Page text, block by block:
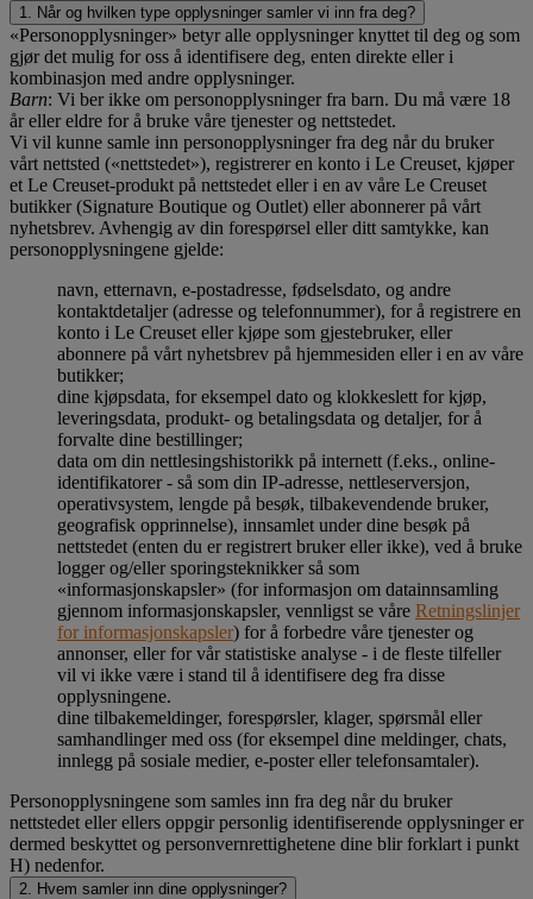
1. Når og hvilken type opplysninger samler vi inn fra deg?
«Personopplysninger» betyr alle opplysninger knyttet til deg og som
gjør det mulig for oss å identifisere deg, enten direkte eller i
kombinasjon med andre opplysninger.
Barn: Vi ber ikke om personopplysninger fra barn. Du må være 18
år eller eldre for å bruke våre tjenester og nettstedet.
Vi vil kunne samle inn personopplysninger fra deg når du bruker
vårt nettsted («nettstedet»), registrerer en konto i Le Creuset, kjøper
et Le Creuset-produkt på nettstedet eller i en av våre Le Creuset
butikker (Signature Boutique og Outlet) eller abonnerer på vårt
nyhetsbrev. Avhengig av din forespørsel eller ditt samtykke, kan
personopplysningene gjelde:
navn, etternavn, e-postadresse, fødselsdato, og andre
kontaktdetaljer (adresse og telefonnummer), for å registrere en
konto i Le Creuset eller kjøpe som gjestebruker, eller
abonnere på vårt nyhetsbrev på hjemmesiden eller i en av våre
butikker;
dine kjøpsdata, for eksempel dato og klokkeslett for kjøp,
leveringsdata, produkt- og betalingsdata og detaljer, for å
forvalte dine bestillinger;
data om din nettlesingshistorikk på internett (f.eks., online-
identifikatorer - så som din IP-adresse, nettleserversjon,
operativsystem, lengde på besøk, tilbakevendende bruker,
geografisk opprinnelse), innsamlet under dine besøk på
nettstedet (enten du er registrert bruker eller ikke), ved å bruke
logger og/eller sporingsteknikker så som
«informasjonskapsler» (for informasjon om datainnsamling
gjennom informasjonskapsler, vennligst se våre Retningslinjer
for informasjonskapsler) for å forbedre våre tjenester og
annonser, eller for vår statistiske analyse - i de fleste tilfeller
vil vi ikke være i stand til å identifisere deg fra disse
opplysningene.
dine tilbakemeldinger, forespørsler, klager, spørsmål eller
samhandlinger med oss (for eksempel dine meldinger, chats,
innlegg på sosiale medier, e-poster eller telefonsamtaler).
Personopplysningene som samles inn fra deg når du bruker
nettstedet eller ellers oppgir personlig identifiserende opplysninger er
dermed beskyttet og personvernrettighetene dine blir forklart i punkt
H) nedenfor.
2. Hvem samler inn dine opplysninger?